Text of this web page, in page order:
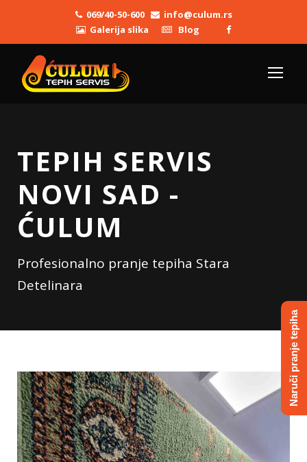
069/40-50-600
info@culum.rs
Galerija slika
Blog
TEPIH SERVIS
NOVI SAD -
ĆULUM
Profesionalno pranje tepiha Stara
Detelinara
Naruči pranje tepiha